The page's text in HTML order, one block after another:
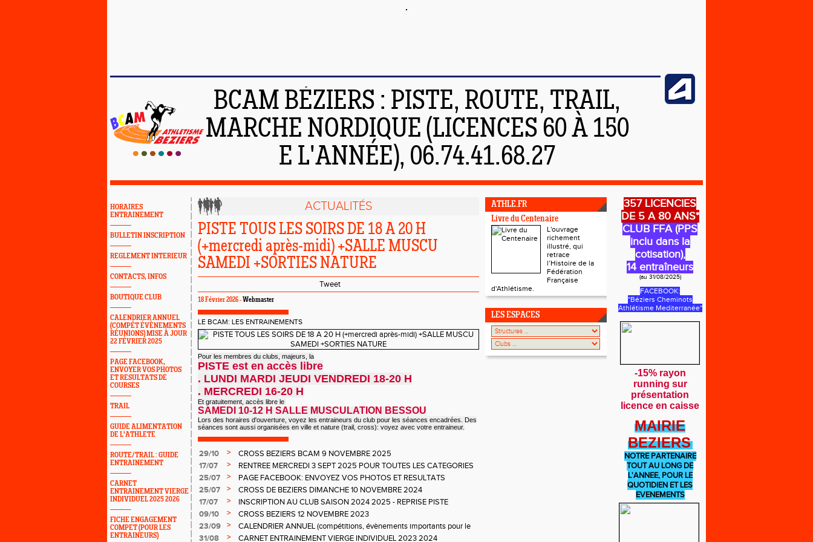
BCAM BÉZIERS : PISTE, ROUTE, TRAIL,
MARCHE NORDIQUE (LICENCES 60 À 150
E L'ANNÉE), 06.74.41.68.27
HORAIRES
ENTRAINEMENT
BULLETIN INSCRIPTION
REGLEMENT INTERIEUR
CONTACTS, INFOS
BOUTIQUE CLUB
CALENDRIER ANNUEL
(COMPÉT ÉVÈNEMENTS
RÉUNIONS) MISE À JOUR
22 FÉVRIER 2025
PAGE FACEBOOK,
ENVOYER VOS PHOTOS
ET RESULTATS DE
COURSES
TRAIL
GUIDE ALIMENTATION
DE L'ATHLETE
ROUTE/TRAIL : GUIDE
ENTRAINEMENT
CARNET
ENTRAINEMENT VIERGE
INDIVIDUEL 2025 2026
FICHE ENGAGEMENT
COMPET (POUR LES
ENTRAINEURS)
ACTUALITÉS
PISTE TOUS LES SOIRS DE 18 A 20 H
(+mercredi après-midi) +SALLE MUSCU
SAMEDI +SORTIES NATURE
Tweet
18 Février 2026 -Webmaster
LE BCAM: LES ENTRAINEMENTS
Pour les membres du clubs, majeurs, la
PISTE est en accès libre
. LUNDI MARDI JEUDI VENDREDI 18-20 H
. MERCREDI 16-20 H
Et gratuitement, accès libre le
SAMEDI 10-12 H SALLE MUSCULATION BESSOU
Lors des horaires d'ouverture, voyez les entraineurs du club pour les séances encadrées. Des
séances sont aussi organisées en ville et nature (trail, cross): voyez avec votre entraineur.
29/10 >
CROSS BEZIERS BCAM 9 NOVEMBRE 2025
17/07
>
RENTREE MERCREDI 3 SEPT 2025 POUR TOUTES LES CATEGORIES
25/07
>
PAGE FACEBOOK: ENVOYEZ VOS PHOTOS ET RESULTATS
25/07
>
CROSS DE BEZIERS DIMANCHE 10 NOVEMBRE 2024
17/07
>
INSCRIPTION AU CLUB SAISON 2024 2025 - REPRISE PISTE
MERCREDI 4 SEPTEMBRE 2024
09/10 >
CROSS BEZIERS 12 NOVEMBRE 2023
23/09
>
CALENDRIER ANNUEL (compétitions, évènements importants pour le
club, etc)
31/08 > CARNET ENTRAINEMENT VIERGE INDIVIDUEL 2023 2024
ATHLE.FR
Livre du Centenaire
L'ouvrage
richement
illustré, qui
retrace
l’Histoire de la
Fédération
Française
d'Athlétisme.
LES ESPACES
357 LICENCIES
DE 5 A 80 ANS*
CLUB FFA (PPS
inclu dans la
cotisation),
14 entraîneurs
(au 31/08/2025)
FACEBOOK:
"Béziers Cheminots
Athlétisme Mediterranée"
-15% rayon
running sur
présentation
licence en caisse
MAIRIE
BEZIERS
NOTRE PARTENAIRE
TOUT AU LONG DE
L'ANNEE, POUR LE
QUOTIDIEN ET LES
EVENEMENTS